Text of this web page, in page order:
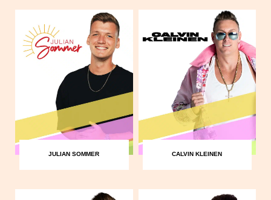
JULIAN SOMMER CALVIN KLEINEN